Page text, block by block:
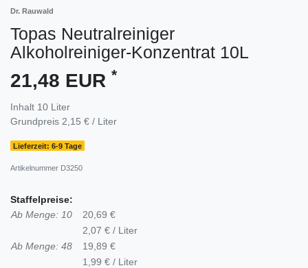
Dr. Rauwald
Topas Neutralreiniger
Alkoholreiniger-Konzentrat 10L
21,48 EUR *
Inhalt 10 Liter
Grundpreis 2,15 € / Liter
Lieferzeit: 6-9 Tage
Artikelnummer D3250
Staffelpreise:
Ab Menge: 10
20,69 €
2,07 € / Liter
Ab Menge: 48
19,89 €
1,99 € / Liter